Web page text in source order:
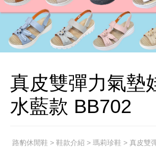
真皮雙彈力氣墊
水藍款 BB702
路豹休閒鞋 > 鞋款介紹 > 瑪莉珍鞋 > 真皮雙